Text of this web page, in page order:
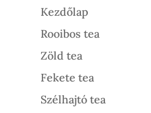
Kezdőlap
Rooibos tea
Zöld tea
Fekete tea
Szélhajtó tea